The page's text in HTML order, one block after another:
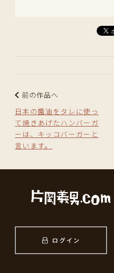
前の作品へ
日本の醬油をタレに使っ
て焼きあげたハンバーガ
ーは、キッコバーガーと
言います。
ログイン